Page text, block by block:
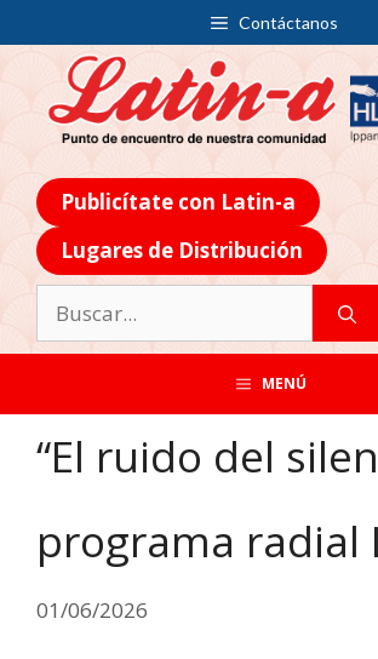
Contáctanos
Publicítate con Latin-a
Lugares de Distribución
MENÚ
“El ruido del
programa radial
01/06/2026